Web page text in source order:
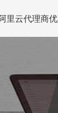
里云代理商